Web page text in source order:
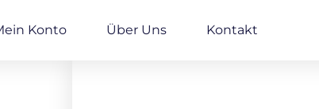
Konto Über Uns Kontakt